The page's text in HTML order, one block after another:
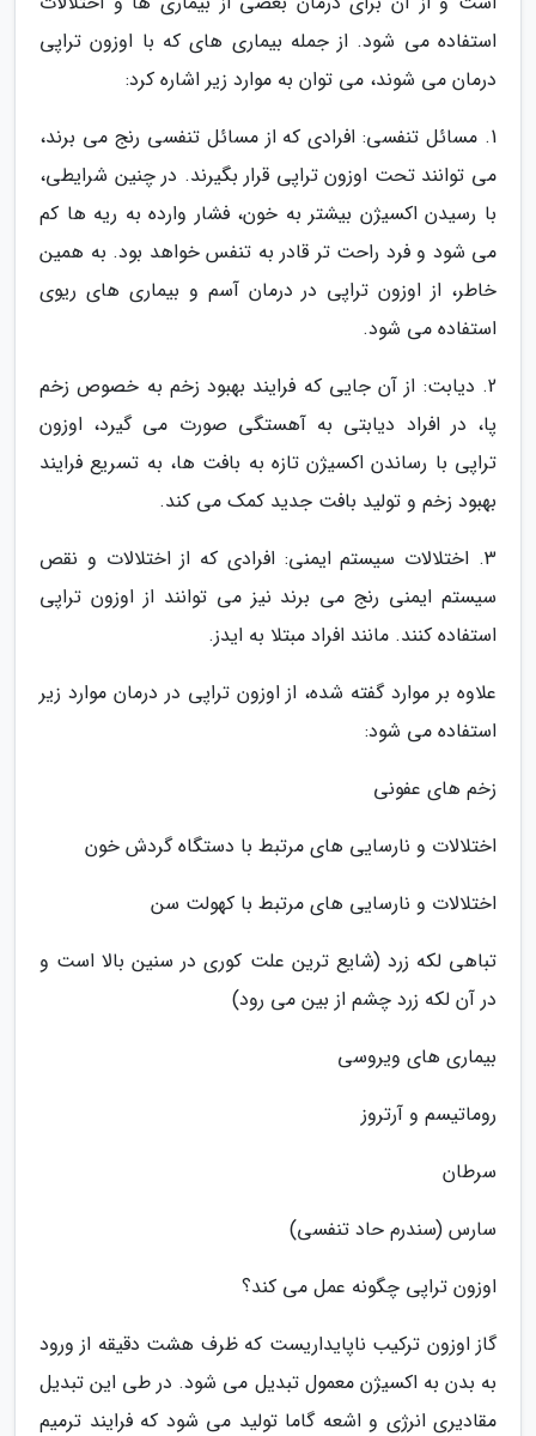
استفاده می شود. از جمله بیماری های که با اوزون تراپی
درمان می شوند، می توان به موارد زیر اشاره کرد:
1. مسائل تنفسی: افرادی که از مسائل تنفسی رنج می برند،
می توانند تحت اوزون تراپی قرار بگیرند. در چنین شرایطی،
با رسیدن اکسیژن بیشتر به خون، فشار وارده به ریه ها کم
می شود و فرد راحت تر قادر به تنفس خواهد بود. به همین
خاطر، از اوزون تراپی در درمان آسم و بیماری های ریوی
استفاده می شود.
2. دیابت: از آن جایی که فرایند بهبود زخم به خصوص زخم
پا، در افراد دیابتی به آهستگی صورت می گیرد، اوزون
تراپی با رساندن اکسیژن تازه به بافت ها، به تسریع فرایند
بهبود زخم و تولید بافت جدید کمک می کند.
3. اختلالات سیستم ایمنی: افرادی که از اختلالات و نقص
سیستم ایمنی رنج می برند نیز می توانند از اوزون تراپی
استفاده کنند. مانند افراد مبتلا به ایدز.
علاوه بر موارد گفته شده، از اوزون تراپی در درمان موارد زیر
استفاده می شود:
زخم های عفونی
اختلالات و نارسایی های مرتبط با دستگاه گردش خون
اختلالات و نارسایی های مرتبط با کهولت سن
تباهی لکه زرد (شایع ترین علت کوری در سنین بالا است و
در آن لکه زرد چشم از بین می رود)
بیماری های ویروسی
روماتیسم و آرتروز
سرطان
سارس (سندرم حاد تنفسی)
اوزون تراپی چگونه عمل می کند؟
گاز اوزون ترکیب ناپایداریست که ظرف هشت دقیقه از ورود
به بدن به اکسیژن معمول تبدیل می شود. در طی این تبدیل
مقادیری انرژی و اشعه گاما تولید می شود که فرایند ترمیم